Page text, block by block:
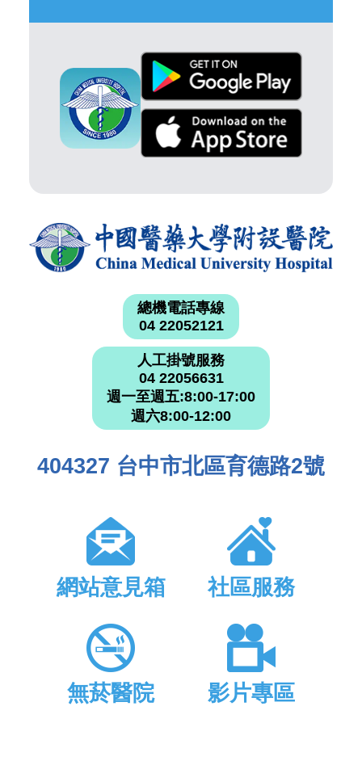
總機電話專線
04 22052121
人工掛號服務
04 22056631
週一至週五:8:00-17:00
週六8:00-12:00
404327 台中市北區育德路2號
網站意見箱 社區服務
無菸醫院 影片專區